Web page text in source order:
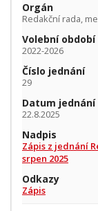
Orgán
Redakční rada,
Volební období
2022-2026
Číslo jednání
29
Datum jednání
22.8.2025
Nadpis
Zápis z jednání
srpen 2025
Odkazy
Zápis